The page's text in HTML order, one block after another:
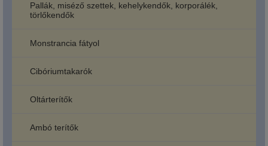
Pallák, miséző szettek, kehelykendők, korporálék,
törlőkendők
Monstrancia fátyol
Cibóriumtakarók
Oltárterítők
Ambó terítők